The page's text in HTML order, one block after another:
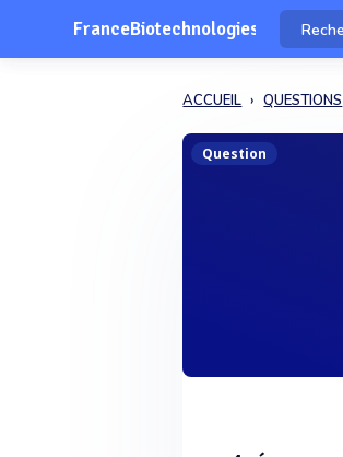
FranceBiotechnologies
ACCUEIL QUESTIONS
Question